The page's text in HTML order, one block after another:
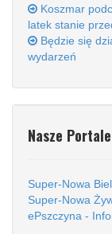
Koszmar
latek stanie
Będzie się
wydarzeń
Nasze Portale
Super-Nowa
Super-Nowa
ePszczyna -